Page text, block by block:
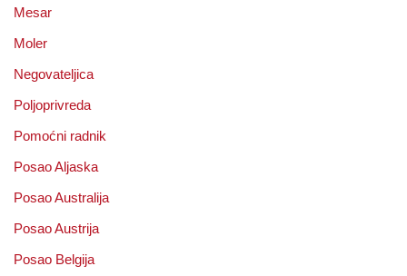
Mesar
Moler
Negovateljica
Poljoprivreda
Pomoćni radnik
Posao Aljaska
Posao Australija
Posao Austrija
Posao Belgija